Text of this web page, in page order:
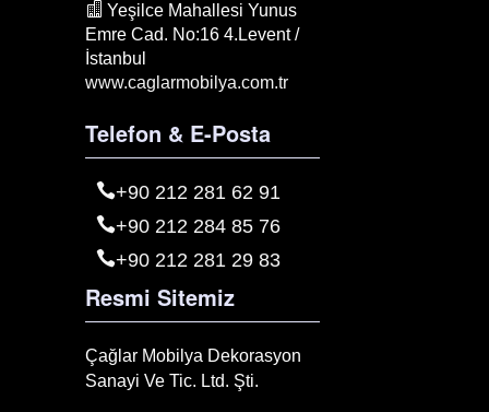
Yeşilce Mahallesi Yunus
Emre Cad. No:16 4.Levent /
İstanbul
www.caglarmobilya.com.tr
Telefon & E-Posta
+90 212 281 62 91
+90 212 284 85 76
+90 212 281 29 83
Resmi Sitemiz
Çağlar Mobilya Dekorasyon
Sanayi Ve Tic. Ltd. Şti.